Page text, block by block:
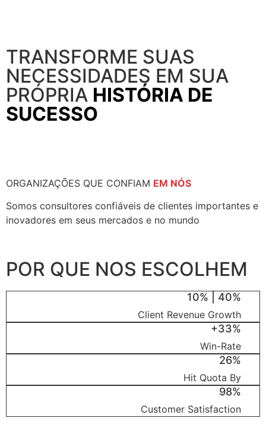
TRANSFORME SUAS
NECESSIDADES EM SUA
PRÓPRIA HISTÓRIA DE
SUCESSO
ORGANIZAÇÕES QUE CONFIAM EM NÓS
Somos consultores confiáveis de clientes importantes e
inovadores em seus mercados e no mundo
POR QUE NOS ESCOLHEM
10% | 40%
Client Revenue Growth
+33%
Win-Rate
26%
Hit Quota By
98%
Customer Satisfaction